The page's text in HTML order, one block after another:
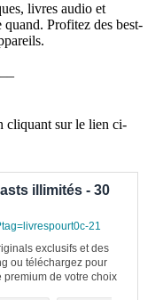
livres audio et
Profitez des best-
cliquant sur le lien ci-
illimités - 30
21
exclusifs et des
ou téléchargez pour
premium de votre choix